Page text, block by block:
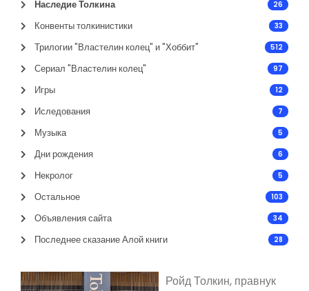
Наследие Толкина
26
Конвенты толкинистики 33
Трилогии "Властелин колец" и "Хоббит" 512
Сериал "Властелин колец" 97
Игры 12
Иследования 7
Музыка 5
Дни рождения 6
Некролог 5
Остальное 103
Объявления сайта 34
Последнее сказание Алой книги 28
Ройд Толкин, правнук